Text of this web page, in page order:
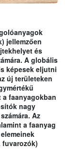
jellemzően
és
A globális
képesek eljutni
új területeken
a faanyagokban
nagy
Az
a faanyag
fuvarozók)